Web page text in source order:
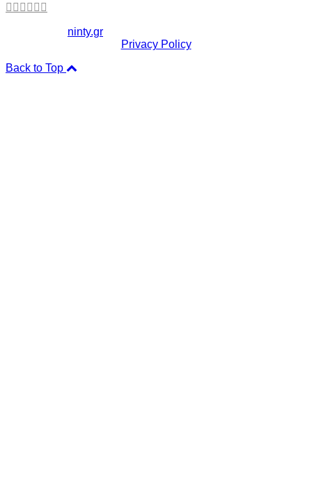
ninty.gr
Privacy Policy
Back to Top